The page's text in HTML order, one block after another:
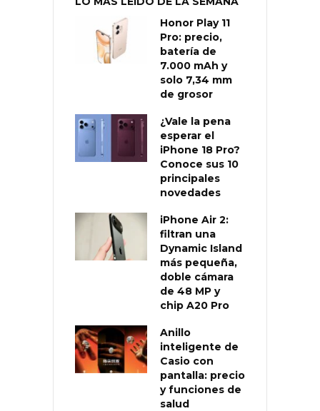
Honor Play 11
Pro: precio,
batería de
7.000 mAh y
solo 7,34 mm
de grosor
¿Vale la pena
esperar el
iPhone 18 Pro?
Conoce sus 10
principales
novedades
iPhone Air 2:
filtran una
Dynamic Island
más pequeña,
doble cámara
de 48 MP y
chip A20 Pro
Anillo
inteligente de
Casio con
pantalla: precio
y funciones de
salud